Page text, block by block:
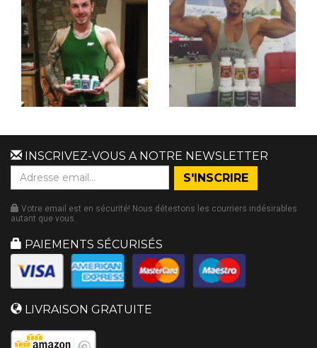
INSCRIVEZ-VOUS A NOTRE NEWSLETTER
Votre email est en sécurité! Nous détestons les courriers indésirables
autant que vous.
PAIEMENTS SÉCURISÉS
LIVRAISON GRATUITE